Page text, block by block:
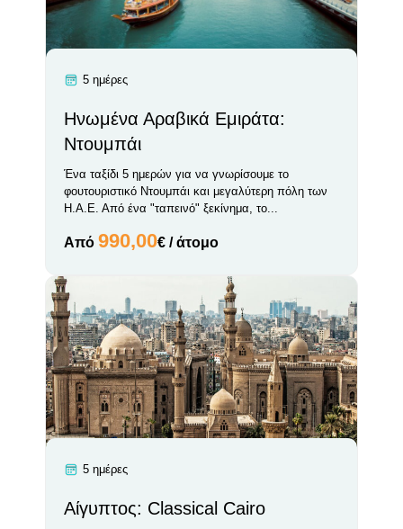
5 ημέρες
Hνωμένα Αραβικά Εμιράτα:
Ντουμπάι
Ένα ταξίδι 5 ημερών για να γνωρίσουμε το
φουτουριστικό Ντουμπάι και μεγαλύτερη πόλη των
Η.Α.Ε. Από ένα "ταπεινό" ξεκίνημα, το...
Από 990,00€ / άτομο
5 ημέρες
Αίγυπτος: Classical Cairo